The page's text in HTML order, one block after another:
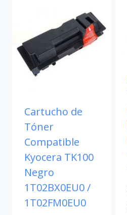
Cartucho de
Tóner
Compatible
Kyocera TK100
Negro
1T02BX0EU0 /
1T02FM0EU0